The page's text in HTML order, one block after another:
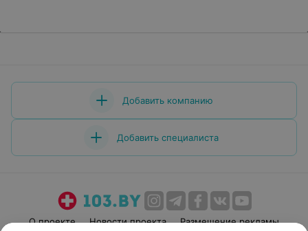
Добавить компанию
Добавить специалиста
О проекте Новости проекта
Размещение рекламы